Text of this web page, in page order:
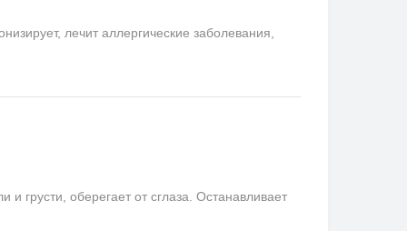
лечит аллергические заболевания,
грусти, оберегает от сглаза. Останавливает